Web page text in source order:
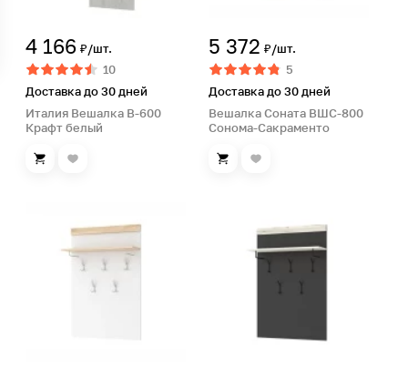
4 166 ₽/шт.
10
Доставка до 30 дней
Италия Вешалка В-600
Крафт белый
5 372 ₽/шт.
5
Доставка до 30 дней
Вешалка Соната ВШС-800
Сонома-Сакраменто